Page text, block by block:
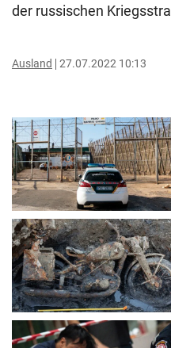
der russischen
Ausland 27.07.2022 10:13